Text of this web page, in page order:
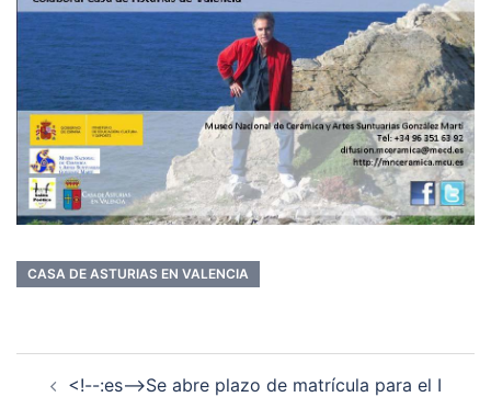
CASA DE ASTURIAS EN VALENCIA
<!--:es-->Se abre plazo de matrícula para el I